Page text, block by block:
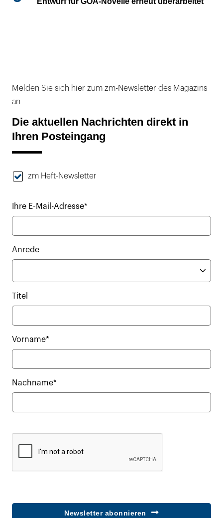
Melden Sie sich hier zum zm-Newsletter des Magazins
an
Die aktuellen Nachrichten direkt in
Ihren Posteingang
zm Heft-Newsletter
Ihre E-Mail-Adresse*
Anrede
Titel
Vorname*
Nachname*
Newsletter abonnieren